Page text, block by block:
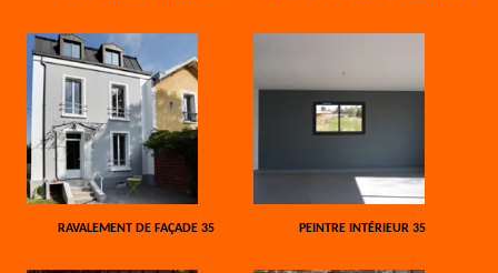
RAVALEMENT DE FAÇADE 35 PEINTRE INTÉRIEUR 35